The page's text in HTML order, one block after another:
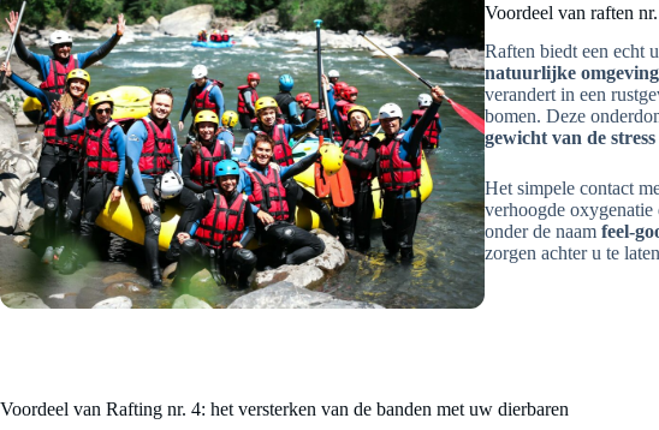
Voordeel van raften
Raften biedt een echt
natuurlijke
verandert in een
bomen. Deze
gewicht van de
Het simpele contact
verhoogde
onder de naamfeel-
zorgen achter u te
Voordeel van Rafting nr. 4: het versterken van de banden met uw dierbaren